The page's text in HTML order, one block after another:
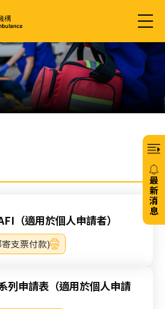
（適用於個人申請者）
支票付款)
列申請表（適用於個人申請
最
新
消
息